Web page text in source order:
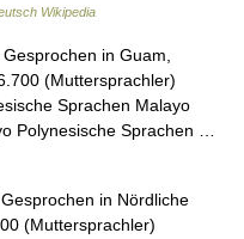
Wikipedia
in Guam,
(Muttersprachler)
Sprachen Malayo
Polynesische Sprachen …
in Nördliche
(Muttersprachler)